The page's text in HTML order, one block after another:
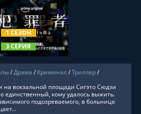
1 СЕЗОН
3 СЕРИЯ
СМОТРЕТЬ ОНЛАЙН
/Драма / Криминал /Триллер/
на вокзальной площади Сигэто Сюдзи
единственный, кому удалось выжить.
подозреваемого, в больнице